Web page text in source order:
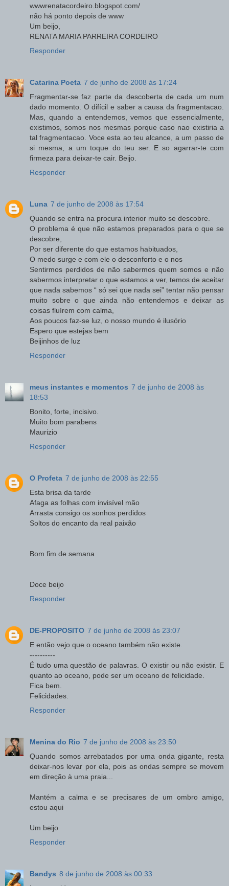
wwwrenatacordeiro.blogspot.com/
não há ponto depois de www
Um beijo,
RENATA MARIA PARREIRA CORDEIRO
Responder
Catarina Poeta 7 de junho de 2008 às 17:24
Fragmentar-se faz parte da descoberta de cada um num
dado momento. O difícil e saber a causa da fragmentacao.
Mas, quando a entendemos, vemos que essencialmente,
existimos, somos nos mesmas porque caso nao existiria a
tal fragmentacao. Voce esta ao teu alcance, a um passo de
si mesma, a um toque do teu ser. E so agarrar-te com
firmeza para deixar-te cair. Beijo.
Responder
Luna 7 de junho de 2008 às 17:54
Quando se entra na procura interior muito se descobre.
O problema é que não estamos preparados para o que se
descobre,
Por ser diferente do que estamos habituados,
O medo surge e com ele o desconforto e o nos
Sentirmos perdidos de não sabermos quem somos e não
sabermos interpretar o que estamos a ver, temos de aceitar
que nada sabemos “ só sei que nada sei” tentar não pensar
muito sobre o que ainda não entendemos e deixar as
coisas fluírem com calma,
Aos poucos faz-se luz, o nosso mundo é ilusório
Espero que estejas bem
Beijinhos de luz
Responder
meus instantes e momentos 7 de junho de 2008 às
18:53
Bonito, forte, incisivo.
Muito bom parabens
Maurizio
Responder
O Profeta 7 de junho de 2008 às 22:55
Esta brisa da tarde
Afaga as folhas com invisível mão
Arrasta consigo os sonhos perdidos
Soltos do encanto da real paixão
Bom fim de semana
Doce beijo
Responder
DE-PROPOSITO 7 de junho de 2008 às 23:07
E então vejo que o oceano também não existe.
----------
É tudo uma questão de palavras. O existir ou não existir. E
quanto ao oceano, pode ser um oceano de felicidade.
Fica bem.
Felicidades.
Responder
Menina do Rio 7 de junho de 2008 às 23:50
Quando somos arrebatados por uma onda gigante, resta
deixar-nos levar por ela, pois as ondas sempre se movem
em direção à uma praia...
Mantém a calma e se precisares de um ombro amigo,
estou aqui
Um beijo
Responder
Bandys 8 de junho de 2008 às 00:33